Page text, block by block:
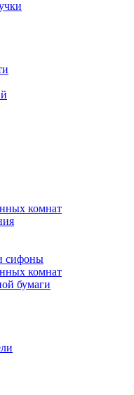
комнат
сифоны
комнат
бумаги